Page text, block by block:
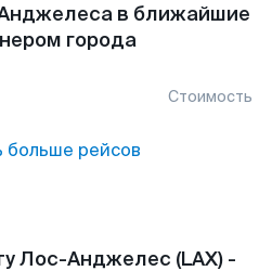
в ближайшие
города
Стоимость
больше рейсов
Лос-Анджелес (LAX) -